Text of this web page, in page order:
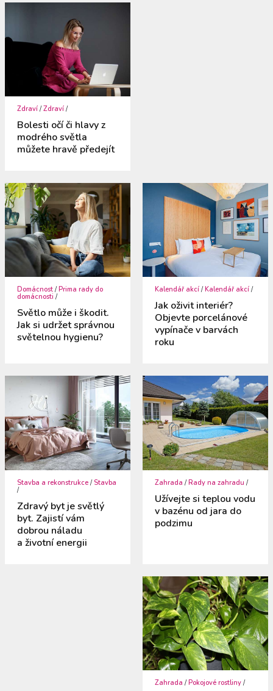
Zdraví /Zdraví /
Bolesti očí či hlavy z
modrého světla
můžete hravě předejít
Domácnost /Prima rady do
domácnosti /
Světlo může i škodit.
Jak si udržet správnou
světelnou hygienu?
Kalendář akcí /Kalendář akcí /
Jak oživit interiér?
Objevte porcelánové
vypínače v barvách
roku
Stavba a rekonstrukce / Stavba
/
Zdravý byt je světlý
byt. Zajistí vám
dobrou náladu
a životní energii
Zahrada /Rady na zahradu /
Užívejte si teplou vodu
v bazénu od jara do
podzimu
Zahrada / Pokojové rostliny /